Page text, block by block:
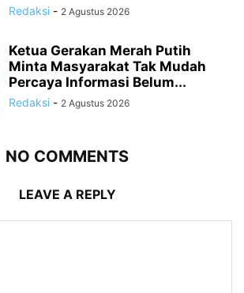
Redaksi - 2 Agustus 2026
Ketua Gerakan Merah Putih
Minta Masyarakat Tak Mudah
Percaya Informasi Belum...
Redaksi - 2 Agustus 2026
NO COMMENTS
LEAVE A REPLY